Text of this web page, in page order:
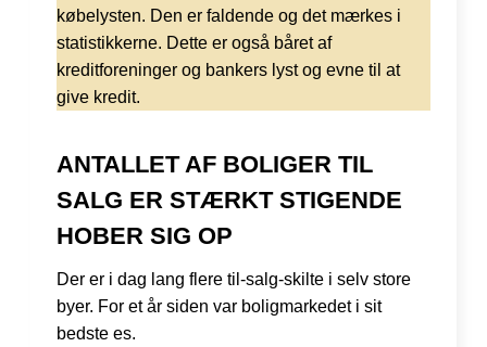
købelysten. Den er faldende og det mærkes i
statistikkerne. Dette er også båret af
kreditforeninger og bankers lyst og evne til at
give kredit.
ANTALLET AF BOLIGER TIL
SALG ER STÆRKT STIGENDE
HOBER SIG OP
Der er i dag lang flere til-salg-skilte i selv store
byer. For et år siden var boligmarkedet i sit
bedste es.